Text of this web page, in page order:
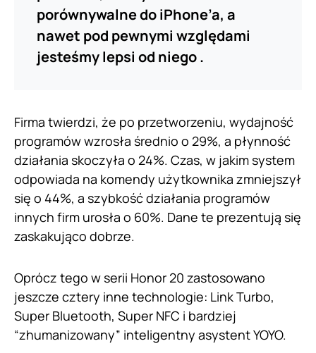
porównywalne do iPhone’a, a
nawet pod pewnymi względami
jesteśmy lepsi od niego .
Firma twierdzi, że po przetworzeniu, wydajność
programów wzrosła średnio o 29%, a płynność
działania skoczyła o 24%. Czas, w jakim system
odpowiada na komendy użytkownika zmniejszył
się o 44%, a szybkość działania programów
innych firm urosła o 60%. Dane te prezentują się
zaskakująco dobrze.
Oprócz tego w serii Honor 20 zastosowano
jeszcze cztery inne technologie: Link Turbo,
Super Bluetooth, Super NFC i bardziej
“zhumanizowany” inteligentny asystent YOYO.